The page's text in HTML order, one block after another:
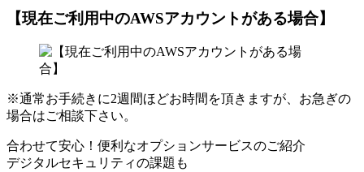
【現在ご利用中のAWSアカウントがある場合】
※通常お手続きに2週間ほどお時間を頂きますが、お急ぎの
場合はご相談下さい。
合わせて安心！便利なオプションサービスのご紹介
デジタルセキュリティの課題も